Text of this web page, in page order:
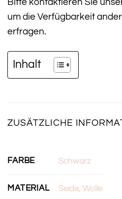
um die Verfügbarkeit
erfragen.
Inhalt
ZUSÄTZLICHE
FARBE Schwarz
MATERIAL Seide, Wolle